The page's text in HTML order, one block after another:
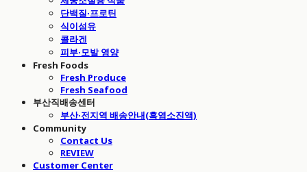
단백질·프로틴
식이섬유
콜라겐
피부·모발 영양
Fresh Foods
Fresh Produce
Fresh Seafood
부산직배송센터
부산·전지역 배송안내(흑염소진액)
Community
Contact Us
REVIEW
Customer Center